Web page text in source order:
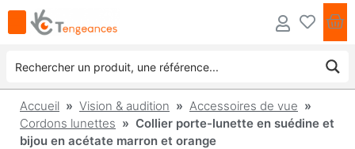
Accueil » Vision & audition » Accessoires de vue »
Cordons lunettes » Collier porte-lunette en suédine et
bijou en acétate marron et orange